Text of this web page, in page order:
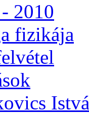
2010
fi­zi­ká­ja